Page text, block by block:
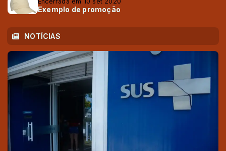
Exemplo de promoção
NOTÍCIAS